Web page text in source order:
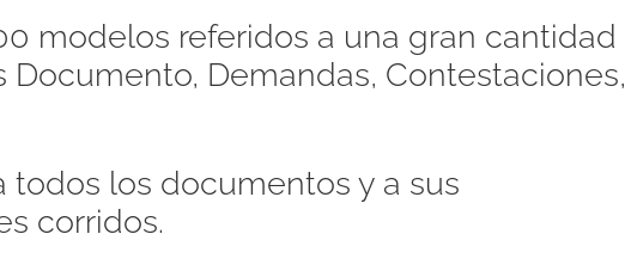
modelos referidos a una gran cantidad
Documento, Demandas, Contestaciones,
todos los documentos y a sus
corridos.